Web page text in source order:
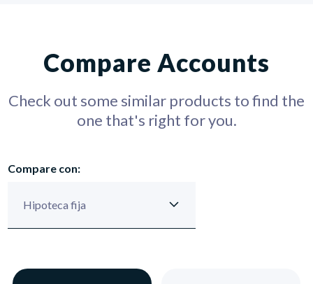
Compare Accounts
Check out some similar products to find the
one that's right for you.
Compare con: